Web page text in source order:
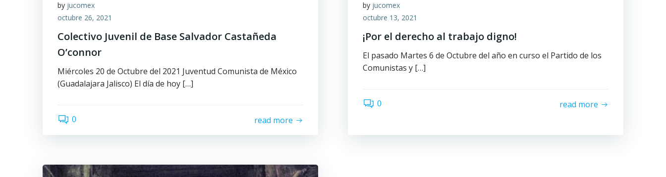
by jucomex
octubre 26, 2021
Colectivo Juvenil de Base Salvador Castañeda
O’connor
Miércoles 20 de Octubre del 2021 Juventud Comunista de México
(Guadalajara Jalisco) El día de hoy […]
0 read more
by jucomex
octubre 13, 2021
¡Por el derecho al trabajo digno!
El pasado Martes 6 de Octubre del año en curso el Partido de los
Comunistas y […]
0 read more